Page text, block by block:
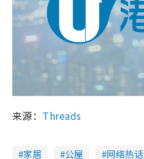
来源： Threads
家居 公屋 网络热话